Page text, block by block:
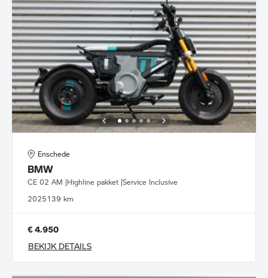
Enschede
BMW
CE 02 AM |Highline pakket |Service Inclusive
2025139 km
€ 4.950
BEKIJK DETAILS